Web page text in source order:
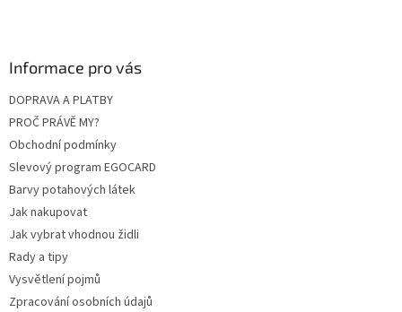
Informace pro vás
DOPRAVA A PLATBY
PROČ PRÁVĚ MY?
Obchodní podmínky
Slevový program EGOCARD
Barvy potahových látek
Jak nakupovat
Jak vybrat vhodnou židli
Rady a tipy
Vysvětlení pojmů
Zpracování osobních údajů